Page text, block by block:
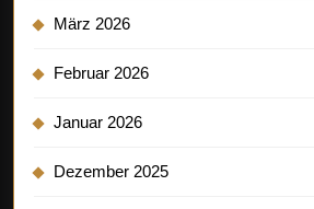
März 2026
Februar 2026
Januar 2026
Dezember 2025